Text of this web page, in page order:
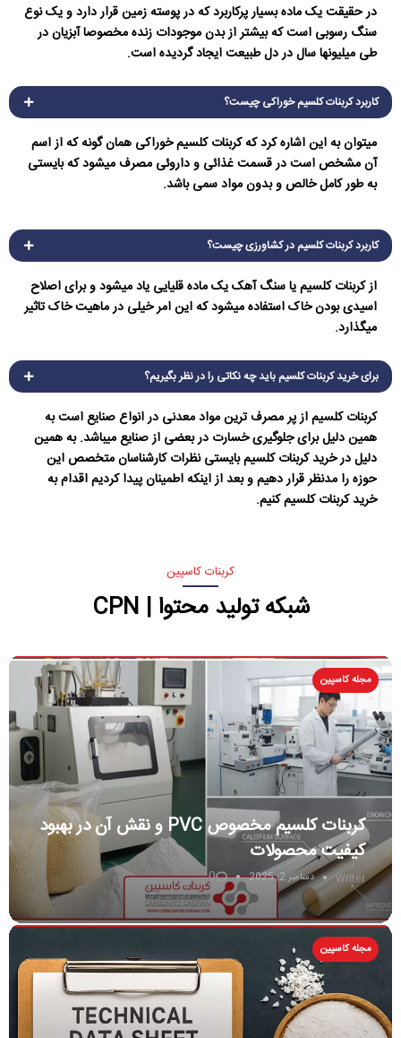
در حقیقت یک ماده بسیار پرکاربرد که در پوسته زمین قرار دارد و یک نوع
سنگ رسوبی است که بیشتر از بدن موجودات زنده مخصوصا آبزیان در
طی میلیونها سال در دل طبیعت ایجاد گردیده است.
کاربرد کربنات کلسیم خوراکی چیست؟
میتوان به این اشاره کرد که کربنات کلسیم خوراکی همان گونه که از اسم
آن مشخص است در قسمت غذائی و داروئی مصرف میشود که بایستی
به طور کامل خالص و بدون مواد سمی باشد.
کاربرد کربنات کلسیم در کشاورزی چیست؟
از کربنات کلسیم یا سنگ آهک یک ماده قلیایی یاد میشود و برای اصلاح
اسیدی بودن خاک استفاده میشود که این امر خیلی در ماهیت خاک تاثیر
میگذارد.
برای خرید کربنات کلسیم باید چه نکاتی را در نظر بگیریم؟
کربنات کلسیم از پر مصرف ترین مواد معدنی در انواع صنایع است به
همین دلیل برای جلوگیری خسارت در بعضی از صنایع میباشد. به همین
دلیل در خرید کربنات کلسیم بایستی نظرات کارشناسان متخصص این
حوزه را مدنظر قرار دهیم و بعد از اینکه اطمینان پیدا کردیم اقدام به
خرید کربنات کلسیم کنیم.
کربنات کاسپین
شبکه تولید محتوا | CPN
کربنات کلسیم مخصوص PVC و نقش آن در بهبود
کیفیت محصولات
Writer دسامبر 2, 2025 0
مجله کاسپین
مجله کاسپین